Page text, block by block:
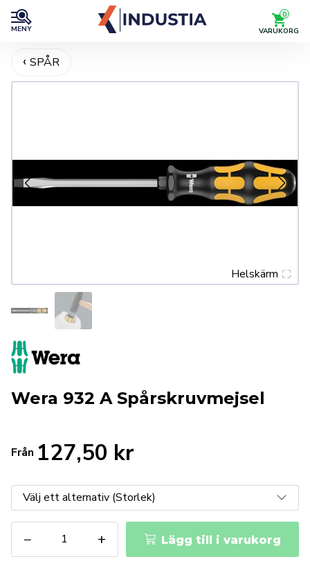
MENY
0
VARUKORG
SPÅR
Helskärm
Wera 932 A Spårskruvmejsel
Från 127,50 kr
−
932
A
+ Lägg till i varukorg